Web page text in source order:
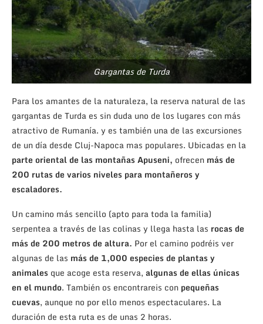
Gargantas de Turda
Para los amantes de la naturaleza, la reserva natural de las
gargantas de Turda es sin duda uno de los lugares con más
atractivo de Rumanía. y es también una de las excursiones
de un día desde Cluj-Napoca mas populares. Ubicadas en la
parte oriental de las montañas Apuseni, ofrecen más de
200 rutas de varios niveles para montañeros y
escaladores.
Un camino más sencillo (apto para toda la familia)
serpentea a través de las colinas y llega hasta las rocas de
más de 200 metros de altura. Por el camino podréis ver
algunas de las más de 1,000 especies de plantas y
animales que acoge esta reserva, algunas de ellas únicas
en el mundo. También os encontrareis con pequeñas
cuevas, aunque no por ello menos espectaculares. La
duración de esta ruta es de unas 2 horas.